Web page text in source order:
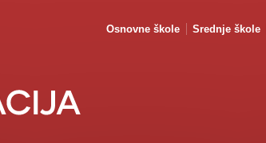
Osnovne škole Srednje škole